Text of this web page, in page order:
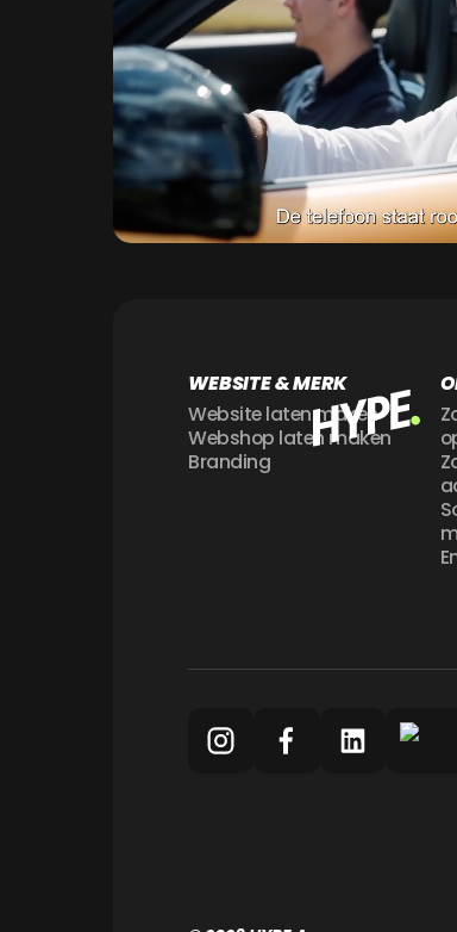
WEBSITE & MERK
Website laten maken
Webshop laten maken
Branding